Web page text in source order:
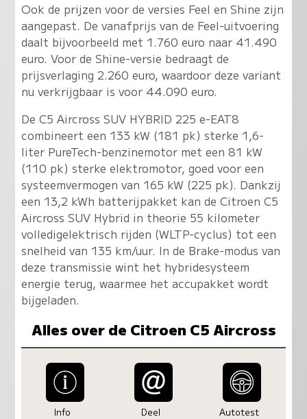
Ook de prijzen voor de versies Feel en Shine zijn
aangepast. De vanafprijs van de Feel-uitvoering
daalt bijvoorbeeld met 1.760 euro naar 41.490
euro. Voor de Shine-versie bedraagt de
prijsverlaging 2.260 euro, waardoor deze variant
nu verkrijgbaar is voor 44.090 euro.
De C5 Aircross SUV HYBRID 225 e-EAT8
combineert een 133 kW (181 pk) sterke 1,6-
liter PureTech-benzinemotor met een 81 kW
(110 pk) sterke elektromotor, goed voor een
systeemvermogen van 165 kW (225 pk). Dankzij
een 13,2 kWh batterijpakket kan de Citroen C5
Aircross SUV Hybrid in theorie 55 kilometer
volledigelektrisch rijden (WLTP-cyclus) tot een
snelheid van 135 km/uur. In de Brake-modus van
deze transmissie wint het hybridesysteem
energie terug, waarmee het accupakket wordt
bijgeladen.
Alles over de Citroen C5 Aircross
Info Deel Autotest